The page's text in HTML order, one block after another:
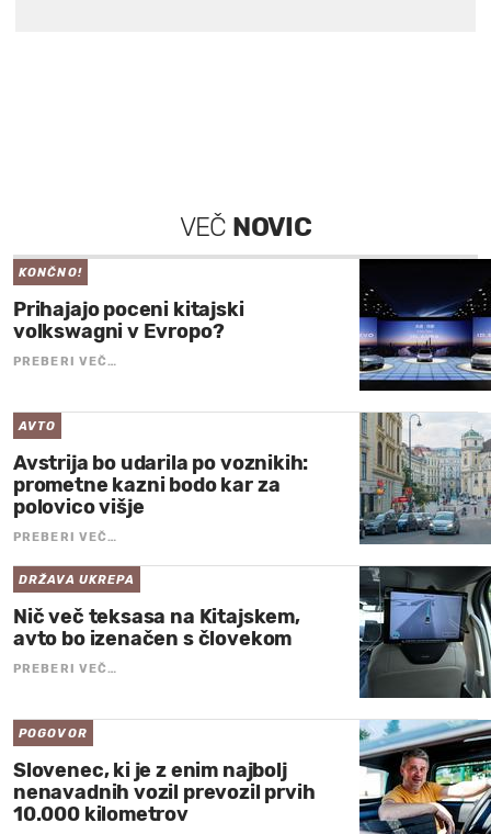
VEČ NOVIC
KONČNO!
Prihajajo poceni kitajski
volkswagni v Evropo?
PREBERI VEČ…
AVTO
Avstrija bo udarila po voznikih:
prometne kazni bodo kar za
polovico višje
PREBERI VEČ…
DRŽAVA UKREPA
Nič več teksasa na Kitajskem,
avto bo izenačen s človekom
PREBERI VEČ…
POGOVOR
Slovenec, ki je z enim najbolj
nenavadnih vozil prevozil prvih
10.000 kilometrov